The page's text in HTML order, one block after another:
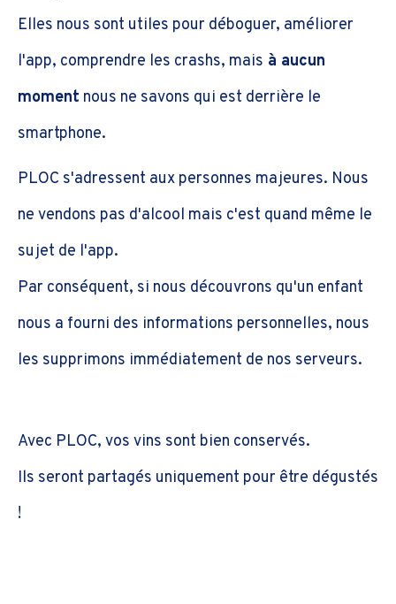
Elles nous sont utiles pour déboguer, améliorer
l'app, comprendre les crashs, mais à aucun
moment nous ne savons qui est derrière le
smartphone.
PLOC s'adressent aux personnes majeures. Nous
ne vendons pas d'alcool mais c'est quand même le
sujet de l'app.
Par conséquent, si nous découvrons qu'un enfant
nous a fourni des informations personnelles, nous
les supprimons immédiatement de nos serveurs.
Avec PLOC, vos vins sont bien conservés.
Ils seront partagés uniquement pour être dégustés
!